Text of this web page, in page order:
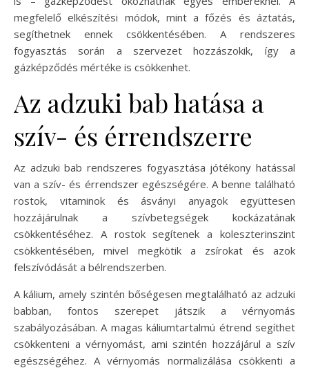
megfelelő elkészítési módok, mint a főzés és áztatás,
segíthetnek ennek csökkentésében. A rendszeres
fogyasztás során a szervezet hozzászokik, így a
gázképződés mértéke is csökkenhet.
Az adzuki bab hatása a
szív- és érrendszerre
Az adzuki bab rendszeres fogyasztása jótékony hatással
van a szív- és érrendszer egészségére. A benne található
rostok, vitaminok és ásványi anyagok együttesen
hozzájárulnak a szívbetegségek kockázatának
csökkentéséhez. A rostok segítenek a koleszterinszint
csökkentésében, mivel megkötik a zsírokat és azok
felszívódását a bélrendszerben.
A kálium, amely szintén bőségesen megtalálható az adzuki
babban, fontos szerepet játszik a vérnyomás
szabályozásában. A magas káliumtartalmú étrend segíthet
csökkenteni a vérnyomást, ami szintén hozzájárul a szív
egészségéhez. A vérnyomás normalizálása csökkenti a